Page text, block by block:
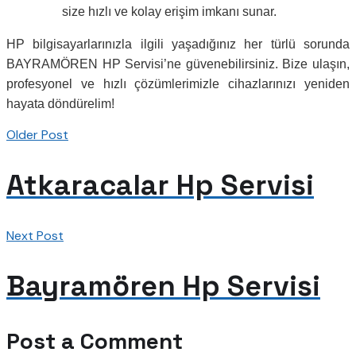
size hızlı ve kolay erişim imkanı sunar.
HP bilgisayarlarınızla ilgili yaşadığınız her türlü sorunda
BAYRAMÖREN HP Servisi’ne güvenebilirsiniz. Bize ulaşın,
profesyonel ve hızlı çözümlerimizle cihazlarınızı yeniden
hayata döndürelim!
Older Post
Atkaracalar Hp Servisi
Next Post
Bayramören Hp Servisi
Post a Comment